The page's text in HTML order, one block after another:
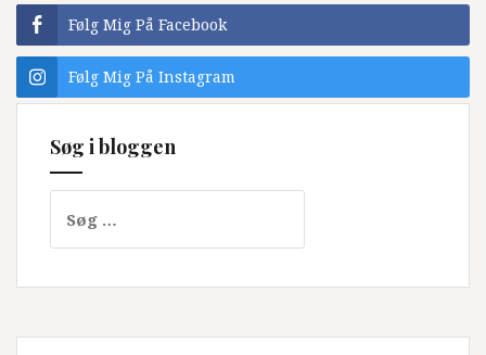
Følg Mig På Facebook
Følg Mig På Instagram
Søg i bloggen
efter: